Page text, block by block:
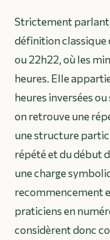
Strictement
définition classique
ou 22h22, où les
heures. Elle
heures inversées
on retrouve une
une structure
répété et du début
une charge
recommencement
praticiens en
considèrent donc